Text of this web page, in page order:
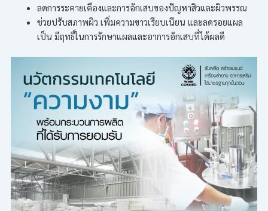
ลดการระคายเคืองและการอักเสบของปัญหาสิวและผิวพรรณ
ช่วยปรับสภาพผิว เพิ่มความขาวเรียบเนียน และลดรอยแผล
เป็น มีฤทธิ์ในการรักษาแผลและอาการอักเสบที่ได้ผลดี